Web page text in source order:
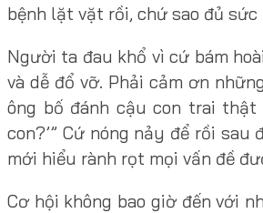
bệnh lặt vặt rồi, chứ sao đủ
Người ta đau khổ vì cứ bám
và dễ đổ vỡ. Phải cảm ơn
ông bố đánh cậu con trai thật
con?’” Cứ nóng nảy để rồi
mới hiểu rành rọt mọi vấn đề
Cơ hội không bao giờ đến với